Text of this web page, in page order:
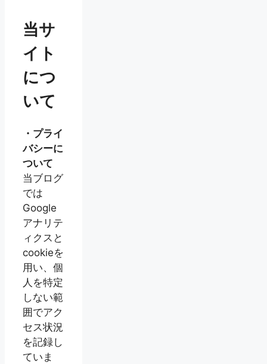
当サ
イト
につ
いて
・プライ
バシーに
ついて
当ブログ
では
Google
アナリテ
ィクスと
cookieを
用い、個
人を特定
しない範
囲でアク
セス状況
を記録し
ていま